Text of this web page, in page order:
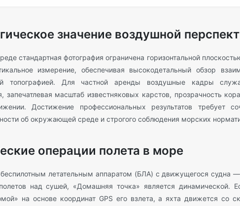
значение воздушной
стандартная фотография ограничена горизонтальной
измерение, обеспечивая высокодетальный обзор
топографией. Для частной аренды воздушные кадры
запечатлевая масштаб известняковых карстов, прозрачность
Достижение профессиональных результатов требует
об окружающей среде и строгого соблюдения морских
операции полета в море
летательным аппаратом (БЛА) с движущегося судна
над сушей, «Домашняя точка» является динамической.
на основе координат GPS его взлета, а яхта движется со